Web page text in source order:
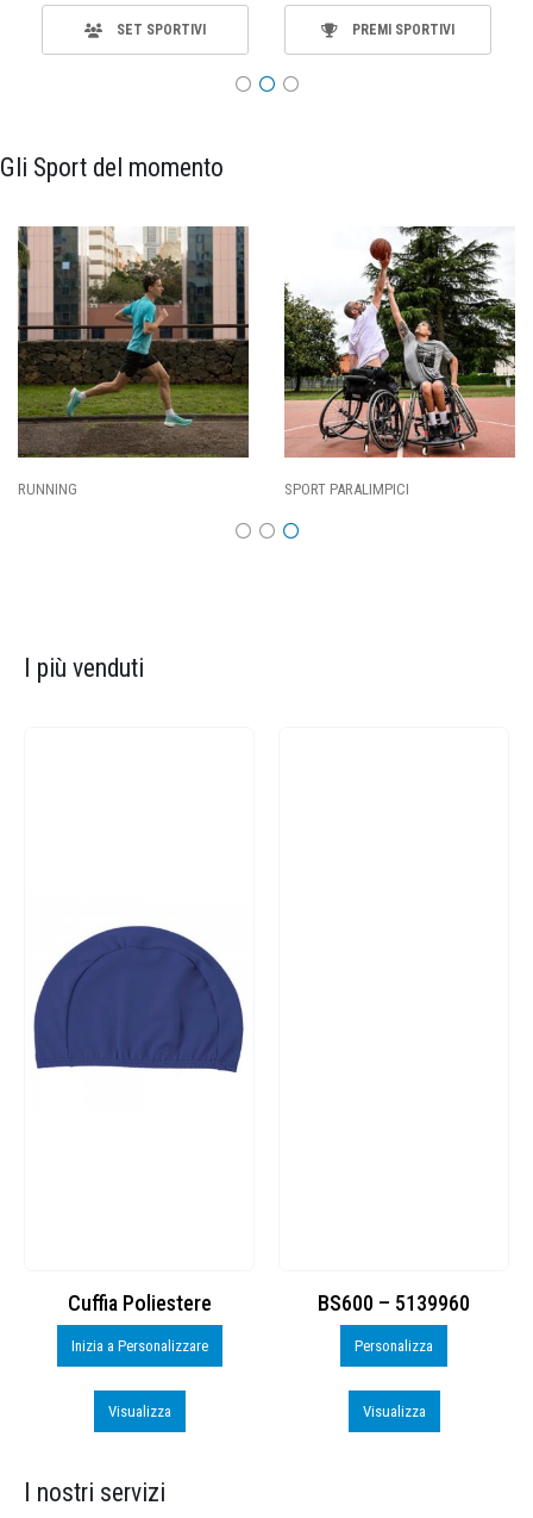
SET SPORTIVI PREMI SPORTIVI
Gli Sport del momento
RUNNING SPORT PARALIMPICI
I più venduti
Cuffia Poliestere
Inizia a Personalizzare
Visualizza
BS600 – 5139960
Personalizza
Visualizza
I nostri servizi